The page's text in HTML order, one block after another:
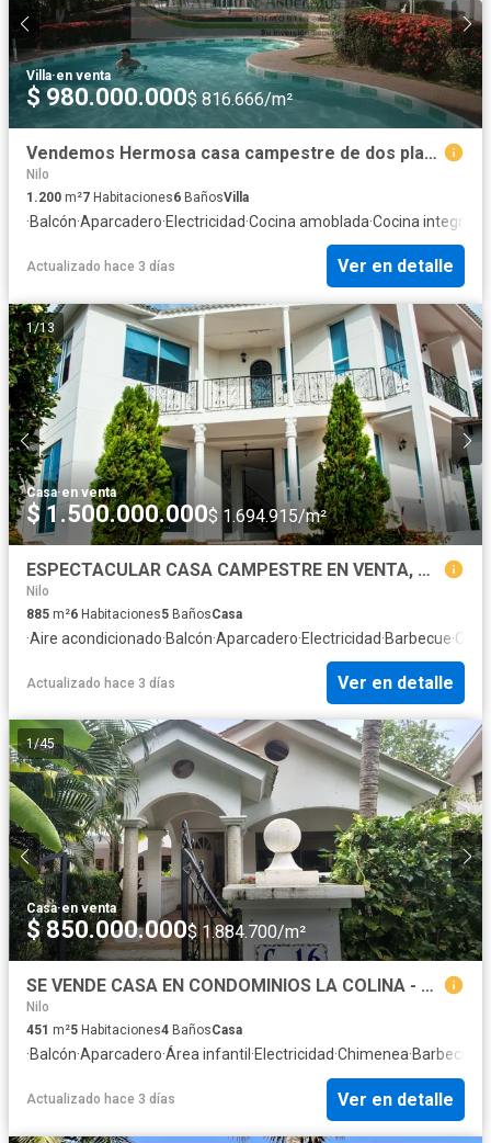
Villa·en venta
$ 980.000.000$ 816.666/m²
Vendemos Hermosa casa campestre de dos plantas y esquinera.
Nilo
1.200 m²7 Habitaciones6 BañosVilla
·Balcón·Aparcadero·Electricidad·Cocina amoblada·Cocina integral
Actualizado hace 3 días Ver en detalle
1/13
Casa·en venta
$ 1.500.000.000$ 1.694.915/m²
ESPECTACULAR CASA CAMPESTRE EN VENTA, MELGAR - NILO
Nilo
885 m²6 Habitaciones5 BañosCasa
·Aire acondicionado·Balcón·Aparcadero·Electricidad·Barbecue·
Actualizado hace 3 días Ver en detalle
1/45
Casa·en venta
$ 850.000.000$ 1.884.700/m²
SE VENDE CASA EN CONDOMINIOS LA COLINA - MELGAR
Nilo
451 m²5 Habitaciones4 BañosCasa
·Balcón·Aparcadero·Área infantil ·Electricidad·Chimenea·Barbecue
Actualizado hace 3 días Ver en detalle